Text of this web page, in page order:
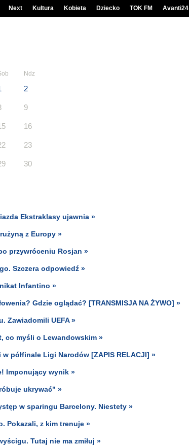
Next Kultura Kobieta Dziecko TOK FM Avanti24
Ndz
2
9
16
23
30
Ekstraklasy ujawnia »
z Europy »
przywróceniu Rosjan »
Szczera odpowiedź »
Infantino »
Gdzie oglądać? [TRANSMISJA NA ŻYWO] »
Zawiadomili UEFA »
co myśli o Lewandowskim »
półfinale Ligi Narodów [ZAPIS RELACJI] »
Imponujący wynik »
ukrywać" »
w sparingu Barcelony. Niestety »
Pokazali, z kim trenuje »
Tutaj nie ma zmiłuj »